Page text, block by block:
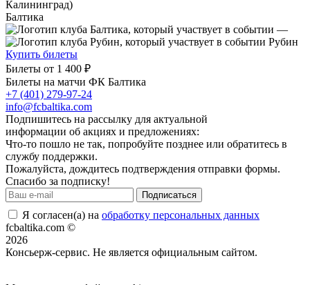
Калининград)
Балтика
—
Рубин
Купить билеты
Билеты от 1 400 ₽
Билеты на матчи ФК Балтика
+7 (401) 279-97-24
info@fcbaltika.com
Подпишитесь на рассылку для актуальной
информации об акциях и предложениях:
Что-то пошло не так, попробуйте позднее или обратитесь в
службу поддержки.
Пожалуйста, дождитесь подтверждения отправки формы.
Спасибо за подписку!
Подписаться
Я согласен(а) на обработку персональных данных
fcbaltika.com ©
2026
Консьерж-сервис. Не является официальным сайтом.